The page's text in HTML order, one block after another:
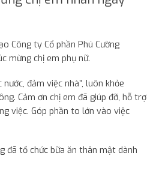
Công ty Cổ phần Phú Cường
mừng chị em phụ nữ.
đảm việc nhà”, luôn khỏe
Cảm ơn chị em đã giúp đỡ, hỗ trợ
việc. Góp phần to lớn vào việc
đã tổ chức bữa ăn thân mật dành